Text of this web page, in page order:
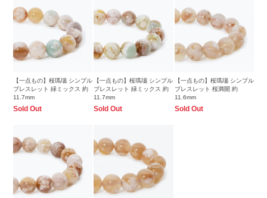
【一点もの】桜瑪瑙 シンプル
ブレスレット 緑ミックス 約
11.7mm
Sold Out
【一点もの】桜瑪瑙 シンプル
ブレスレット 緑ミックス 約
11.7mm
Sold Out
【一点もの】桜瑪瑙 シンプル
ブレスレット 桜満開 約
11.6mm
Sold Out